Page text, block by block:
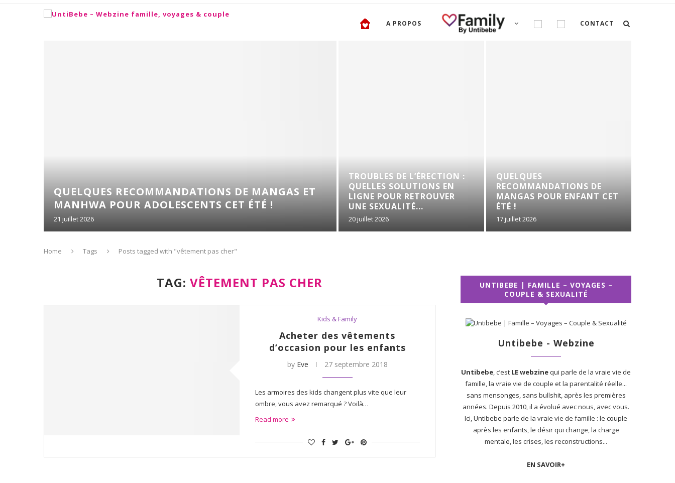
A PROPOS CONTACT
QUELQUES RECOMMANDATIONS DE MANGAS ET
MANHWA POUR ADOLESCENTS CET ÉTÉ !
21 juillet 2026
TROUBLES DE L’ÉRECTION :
QUELLES SOLUTIONS EN
LIGNE POUR RETROUVER
UNE SEXUALITÉ...
20 juillet 2026
QUELQUES
RECOMMANDATIONS DE
MANGAS POUR ENFANT CET
ÉTÉ !
17 juillet 2026
Home Tags Posts tagged with "vêtement pas cher"
TAG: VÊTEMENT PAS CHER
Kids & Family
Acheter des vêtements
d’occasion pour les enfants
by Eve 27 septembre 2018
Les armoires des kids changent plus vite que leur
ombre, vous avez remarqué ? Voilà…
Read more
UNTIBEBE | FAMILLE – VOYAGES –
COUPLE & SEXUALITÉ
Untibebe - Webzine
Untibebe, c’est LE webzinequi parle de la vraie vie de
famille, la vraie vie de couple et la parentalité réelle...
sans mensonges, sans bullshit, après les premières
années. Depuis 2010, il a évolué avec nous, avec vous.
Ici, Untibebe parle de la vraie vie de famille : le couple
après les enfants, le désir qui change, la charge
mentale, les crises, les reconstructions...
EN SAVOIR+